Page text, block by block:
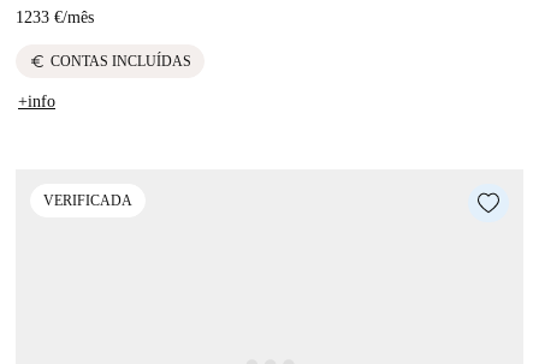
1233 €/mês
euro CONTAS INCLUÍDAS
+info
VERIFICADA